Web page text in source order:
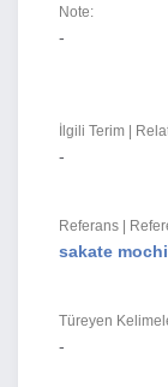
Note:
-
İlgili Terim |
-
Referans |
sakate
Türeyen
-